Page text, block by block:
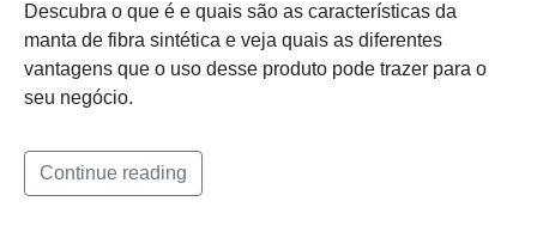
Descubra o que é e quais são as características da
manta de fibra sintética e veja quais as diferentes
vantagens que o uso desse produto pode trazer para o
seu negócio.
Continue reading